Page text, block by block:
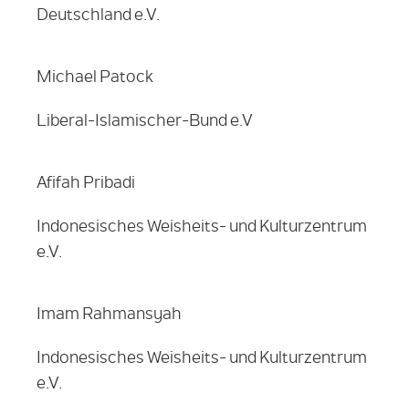
Deutschland e.V.
Michael Patock
Liberal-Islamischer-Bund e.V
Afifah Pribadi
Indonesisches Weisheits- und Kulturzentrum
e.V.
Imam Rahmansyah
Indonesisches Weisheits- und Kulturzentrum
e.V.